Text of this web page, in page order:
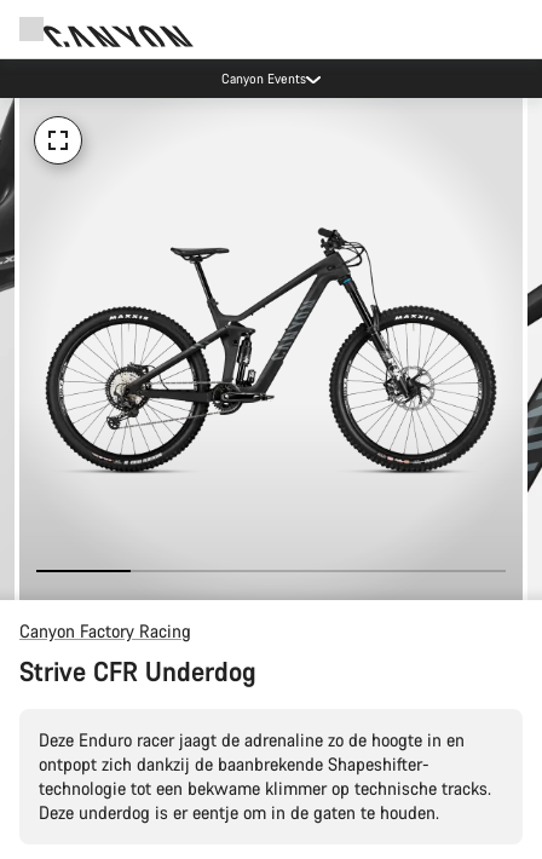
Canyon Events
Canyon Factory Racing
Strive CFR Underdog
Deze Enduro racer jaagt de adrenaline zo de hoogte in en
ontpopt zich dankzij de baanbrekende Shapeshifter-
technologie tot een bekwame klimmer op technische tracks.
Deze underdog is er eentje om in de gaten te houden.